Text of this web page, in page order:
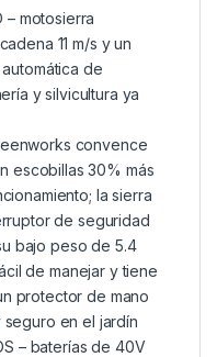
– motosierra
11 m/s y un
de
y silvicultura ya
convence
escobillas 30% más
la sierra
de seguridad
bajo peso de 5.4
de manejar y tiene
protector de mano
en el jardín
– baterías de 40V